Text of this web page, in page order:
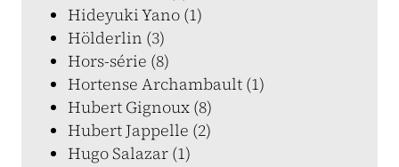
Hideyuki Yano (1)
Hölderlin (3)
Hors-série (8)
Hortense Archambault (1)
Hubert Gignoux (8)
Hubert Jappelle (2)
Hugo Salazar (1)